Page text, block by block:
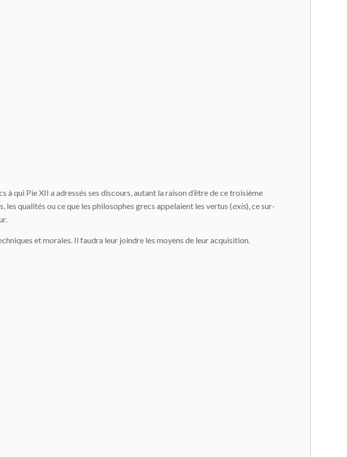
qui Pie XII a adressés ses discours, autant la raison d’être de ce troisième
qualités ou ce que les philosophes grecs appelaient les vertus (exis), ce sur-
et morales. Il faudra leur joindre les moyens de leur acquisition.